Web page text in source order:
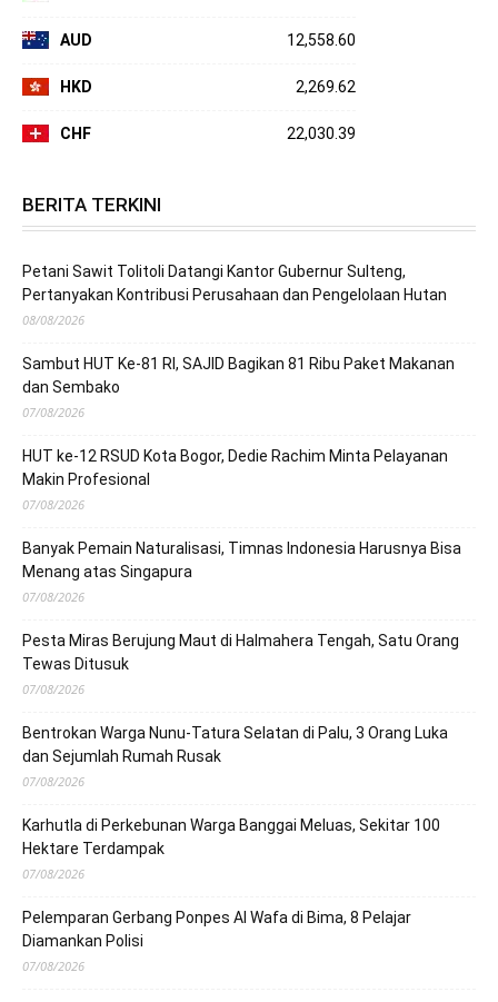
AUD 12,558.60
HKD 2,269.62
CHF 22,030.39
BERITA TERKINI
Petani Sawit Tolitoli Datangi Kantor Gubernur Sulteng,
Pertanyakan Kontribusi Perusahaan dan Pengelolaan Hutan
08/08/2026
Sambut HUT Ke-81 RI, SAJID Bagikan 81 Ribu Paket Makanan
dan Sembako
07/08/2026
HUT ke-12 RSUD Kota Bogor, Dedie Rachim Minta Pelayanan
Makin Profesional
07/08/2026
Banyak Pemain Naturalisasi, Timnas Indonesia Harusnya Bisa
Menang atas Singapura
07/08/2026
Pesta Miras Berujung Maut di Halmahera Tengah, Satu Orang
Tewas Ditusuk
07/08/2026
Bentrokan Warga Nunu-Tatura Selatan di Palu, 3 Orang Luka
dan Sejumlah Rumah Rusak
07/08/2026
Karhutla di Perkebunan Warga Banggai Meluas, Sekitar 100
Hektare Terdampak
07/08/2026
Pelemparan Gerbang Ponpes Al Wafa di Bima, 8 Pelajar
Diamankan Polisi
07/08/2026